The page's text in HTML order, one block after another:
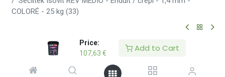
Price:
107,63 € Add to Cart
COLORÉ - 25 kg (33)
Seciltek Isovit REV MEDIO - Enduit /
crépi - 1,4 mm - COLORÉ - 25 kg (33)
(0 avis)